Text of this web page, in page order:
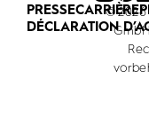
PRESSECARRIÈRE
DÉCLARATION
© 2026